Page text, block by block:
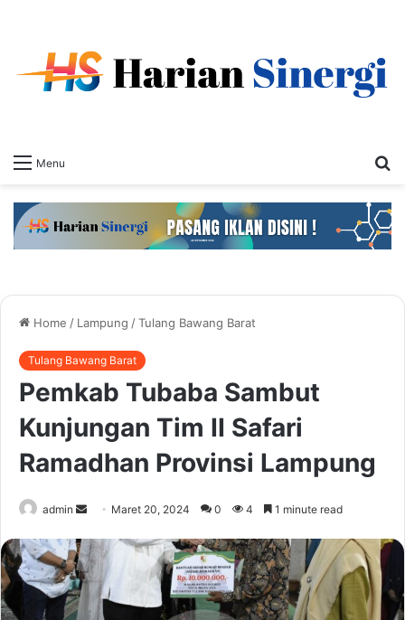
Menu
Home / Lampung /Tulang Bawang Barat
Tulang Bawang Barat
Pemkab Tubaba Sambut
Kunjungan Tim II Safari
Ramadhan Provinsi Lampung
admin
Send
email
Maret 20, 2024 0 4 1 minute read